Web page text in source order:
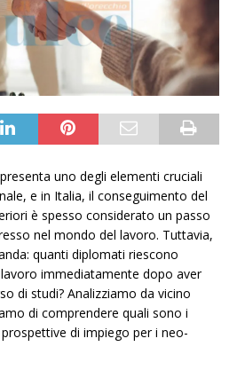
uno degli elementi cruciali
e in Italia, il conseguimento del
è spesso considerato un passo
nel mondo del lavoro. Tuttavia,
quanti diplomati riescono
immediatamente dopo aver
di studi? Analizziamo da vicino
di comprendere quali sono i
di impiego per i neo-